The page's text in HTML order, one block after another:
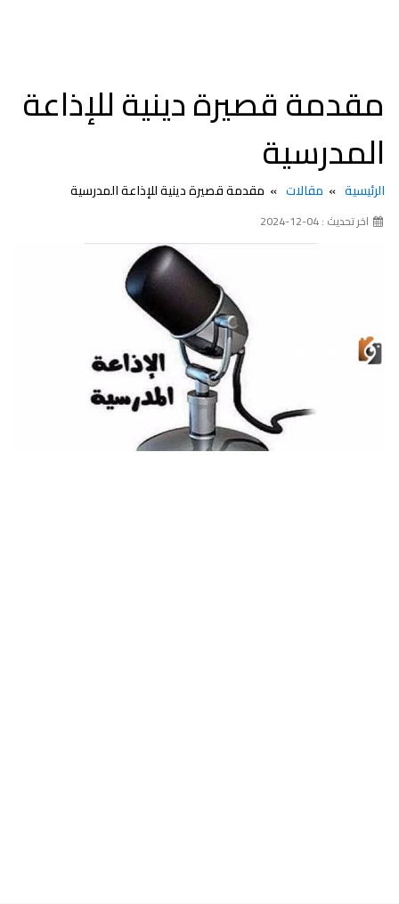
مقدمة قصيرة دينية للإذاعة
المدرسية
الرئيسية مقالات مقدمة قصيرة دينية للإذاعة المدرسية
اخر تحديث : 04-12-2024